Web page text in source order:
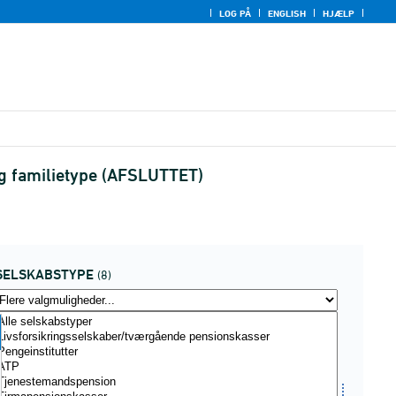
LOG PÅ ENGLISH HJÆLP
(AFSLUTTET)
(8)